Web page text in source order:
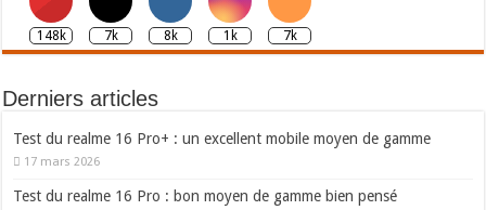
148k 7k 8k 1k 7k
Derniers articles
Test du realme 16 Pro+ : un excellent mobile moyen de gamme
17 mars 2026
Test du realme 16 Pro : bon moyen de gamme bien pensé